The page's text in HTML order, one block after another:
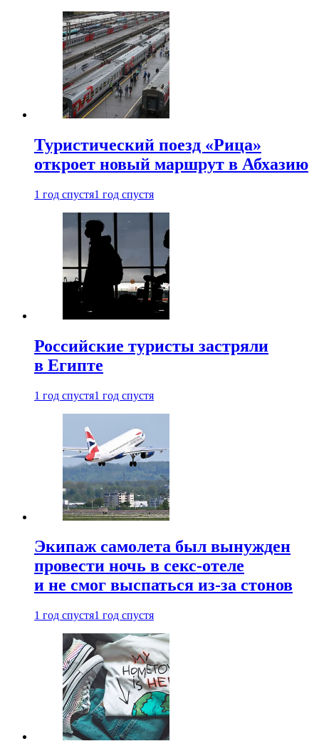
Туристический поезд «Рица»
откроет новый маршрут в Абхазию
1 год спустя1 год спустя
Российские туристы застряли
в Египте
1 год спустя1 год спустя
Экипаж самолета был вынужден
провести ночь в секс-отеле
и не смог выспаться из-за стонов
1 год спустя1 год спустя